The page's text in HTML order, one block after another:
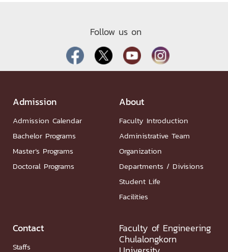
Follow us on
Admission
Admission Calendar
Bachelor Programs
Master’s Programs
Doctoral Programs
About
Faculty Introduction
Administrative Team
Organization
Departments / Divisions
Student Life
Facilities
Contact
Staffs
Faculty of Engineering
Chulalongkorn